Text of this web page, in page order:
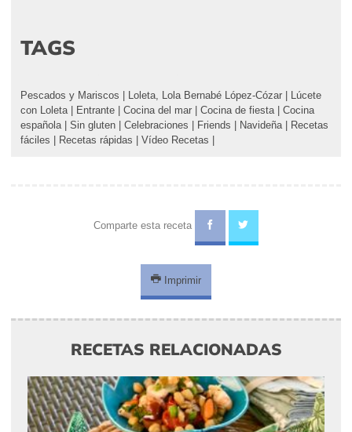
TAGS
Pescados y Mariscos Loleta, Lola Bernabé López-Cózar
Lúcete
con Loleta| Entrante Cocina del mar Cocina de fiesta| Cocina
española| Sin gluten Celebraciones Friends Navideña|
Recetas
fáciles
Recetas rápidas Vídeo Recetas
Comparte esta receta
Imprimir
RECETAS RELACIONADAS